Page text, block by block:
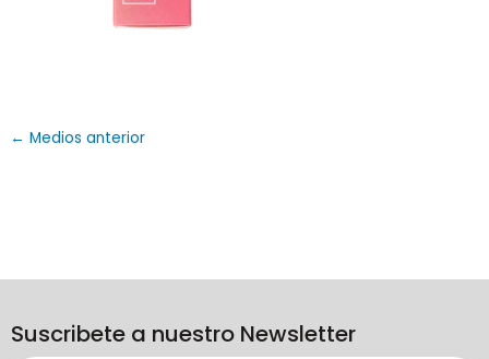
← Medios anterior
Suscribete a nuestro Newsletter